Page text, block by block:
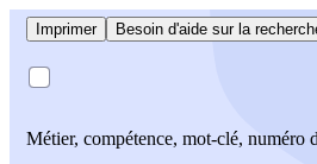
Imprimer Besoin d'aide sur la
Métier, compétence, mot-clé, numéro